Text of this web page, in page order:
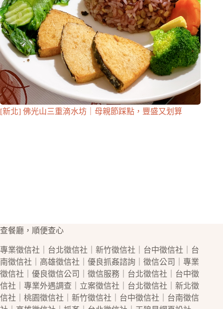
[新北] 佛光山三重滴水坊｜母親節踩點，豐盛又划算
查餐廳，順便查心
專業徵信社 台北徵信社 新竹徵信社 台中徵信社
台
南徵信社
高雄徵信社 ｜優良抓姦諮詢｜ 徵信公司
｜專業
徵信社 ｜優良徵信公司 徵信服務｜ 台北徵信社
台中徵
信社 ｜專業外遇調查｜立案徵信社 台北徵信社
新北徵
信社
桃園徵信社 新竹徵信社 台中徵信社
台南徵信